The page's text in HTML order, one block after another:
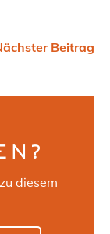
Beitrag
diesem